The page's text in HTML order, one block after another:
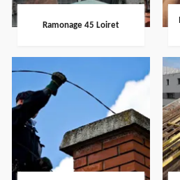
Ramonage 45 Loiret